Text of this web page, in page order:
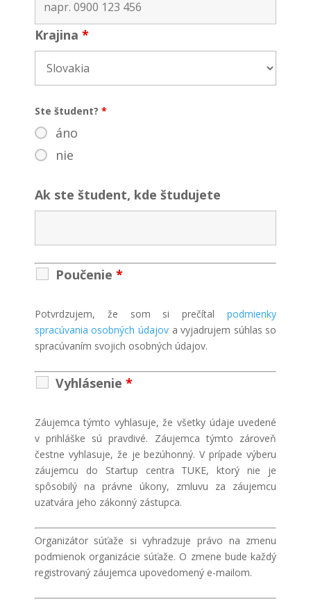
Krajina *
Ste študent? *
áno
nie
Ak ste študent, kde študujete
Poučenie *
Potvrdzujem, že som si prečítalpodmienky
spracúvania osobných údajova vyjadrujem súhlas so
spracúvaním svojich osobných údajov.
Vyhlásenie *
Záujemca týmto vyhlasuje, že všetky údaje uvedené
v prihláške sú pravdivé. Záujemca týmto zároveň
čestne vyhlasuje, že je bezúhonný. V prípade výberu
záujemcu do Startup centra TUKE, ktorý nie je
spôsobilý na právne úkony, zmluvu za záujemcu
uzatvára jeho zákonný zástupca.
Organizátor súťaže si vyhradzuje právo na zmenu
podmienok organizácie súťaže. O zmene bude každý
registrovaný záujemca upovedomený e-mailom.